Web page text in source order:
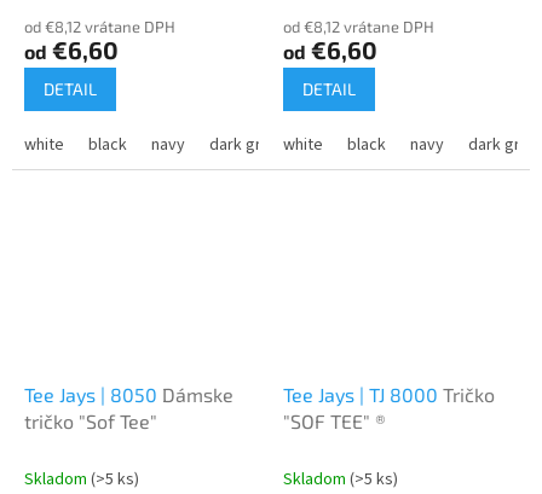
od €8,12 vrátane DPH
od €6,60
DETAIL
white black navy dark grey
od €8,12 vrátane DPH
od €6,60
DETAIL
white black navy dark grey
Tee Jays | 8050 Dámske
tričko "Sof Tee"
Skladom (>5 ks)
Tee Jays | TJ 8000 Tričko
"SOF TEE" ®
Skladom (>5 ks)